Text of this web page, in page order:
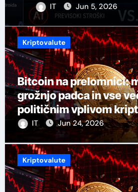
svojega
IT Jun 5, 2026
Kriptovalute
Bitcoin na prelomnici:
grožnjo padca in vse
političnim vplivom
IT Jun 24, 2026
Kriptovalute